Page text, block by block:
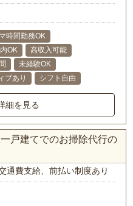
時間勤務OK
OK
高収入可能
未経験OK
ブあり シフト自由
細を見る
戸建てでのお掃除代行の
交通費支給、前払い制度あり